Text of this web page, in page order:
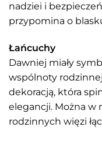
nadziei i
przypomina o
Łańcuchy
Dawniej miały
wspólnoty
dekoracją, która
elegancji. Można w
rodzinnych więzi